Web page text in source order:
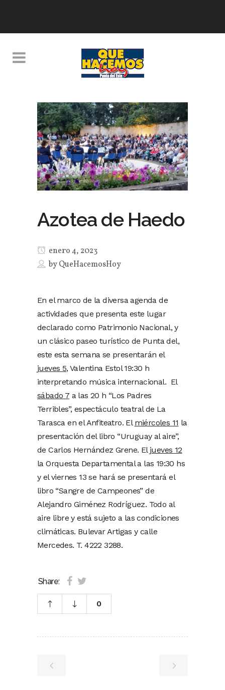
Azotea de Haedo
enero 4, 2023
byQueHacemosHoy
En el marco de la diversa agenda de
actividades que presenta este lugar
declarado como Patrimonio Nacional, y
un clásico paseo turístico de Punta del,
este esta semana se presentarán el
jueves 5,Valentina Estol 19:30 h
interpretando música internacional. El
sábado 7 a las 20 h “Los Padres
Terribles”, espectáculo teatral de La
Tarasca en el Anfiteatro. El miércoles 11 la
presentación del libro “Uruguay al aire”,
de Carlos Hernández Grene. El jueves 12
la Orquesta Departamental a las 19:30 hs
y el viernes 13 se hará se presentará el
libro “Sangre de Campeones” de
Alejandro Giménez Rodríguez. Todo al
aire libre y está sujeto a las condiciones
climáticas. Bulevar Artigas y calle
Mercedes. T. 4222 3288.
Share:
0